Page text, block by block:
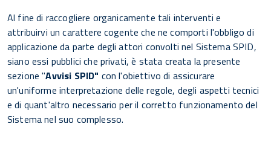
Al fine di raccogliere organicamente tali interventi e
attribuirvi un carattere cogente che ne comporti l'obbligo di
applicazione da parte degli attori convolti nel Sistema SPID,
siano essi pubblici che privati, è stata creata la presente
sezione "Avvisi SPID" con l'obiettivo di assicurare
un'uniforme interpretazione delle regole, degli aspetti tecnici
e di quant'altro necessario per il corretto funzionamento del
Sistema nel suo complesso.